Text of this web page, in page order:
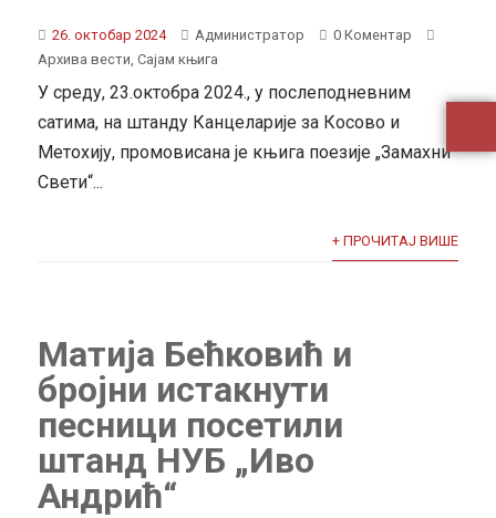
26. октобар 2024 Администратор
0 Коментар
Архива вести ,Сајам књига
У среду, 23.октобра 2024., у послеподневним
сатима, на штанду Канцеларије за Косово и
Метохију, промовисана је књига поезије „Замахни
Свети“...
+ ПРОЧИТАЈ ВИШЕ
Матија Бећковић и
бројни истакнути
песници посетили
штанд НУБ „Иво
Андрић“